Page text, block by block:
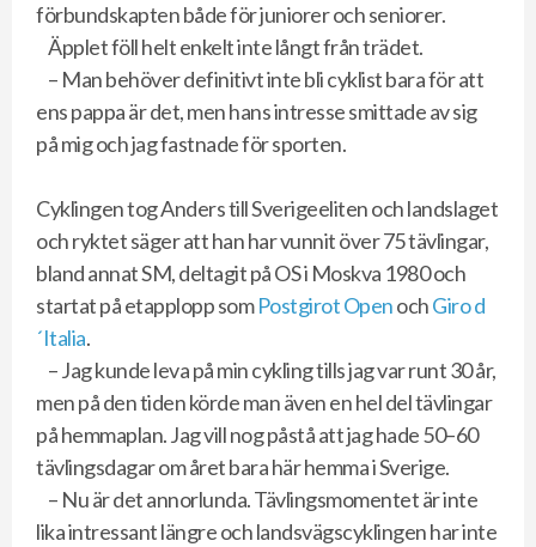
förbundskapten både för juniorer och seniorer.
Äpplet föll helt enkelt inte långt från trädet.
– Man behöver definitivt inte bli cyklist bara för att
ens pappa är det, men hans intresse smittade av sig
på mig och jag fastnade för sporten.
Cyklingen tog Anders till Sverigeeliten och landslaget
och ryktet säger att han har vunnit över 75 tävlingar,
bland annat SM, deltagit på OS i Moskva 1980 och
startat på etapplopp somPostgirot OpenochGiro d
´Italia.
– Jag kunde leva på min cykling tills jag var runt 30 år,
men på den tiden körde man även en hel del tävlingar
på hemmaplan. Jag vill nog påstå att jag hade 50–60
tävlingsdagar om året bara här hemma i Sverige.
– Nu är det annorlunda. Tävlingsmomentet är inte
lika intressant längre och landsvägscyklingen har inte